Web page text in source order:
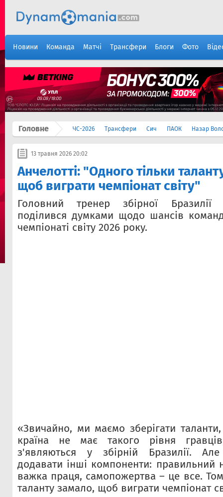
Новини Команда Матчі Трансфери Блоги Фото
Головне ЧС-2026 Трансфери Сич ПАОК Назар
13 травня 2026 20:02
Анчелотті: "Одного тільки
щоб виграти чемпіонат світу"
Головний тренер збірної Бразилії
поділився думками щодо шансів
чемпіонаті світу 2026 року.
«Звичайно, ми маємо зберігати
країна не має такого рівня
з'являються у збірній Бразилії.
додавати інші компоненти: правильний
важка праця, самопожертва – це все.
таланту замало, щоб виграти чемпіонат